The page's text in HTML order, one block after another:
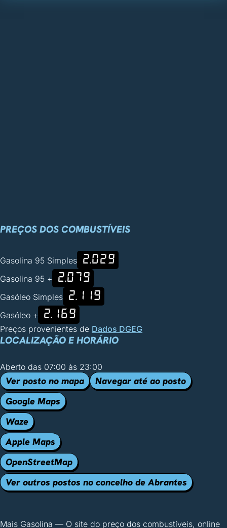
PREÇOS DOS COMBUSTÍVEIS
Gasolina 95 Simples 2.029
Gasolina 95 + 2.079
Gasóleo Simples 2.119
Gasóleo + 2.169
Preços provenientes de Dados DGEG
LOCALIZAÇÃO E HORÁRIO
Aberto das 07:00 às 23:00
Ver posto no mapa
Navegar até ao posto
Google Maps
Waze
Apple Maps
OpenStreetMap
Ver outros postos no concelho de Abrantes
Mais Gasolina — O site do preço dos combustíveis, online